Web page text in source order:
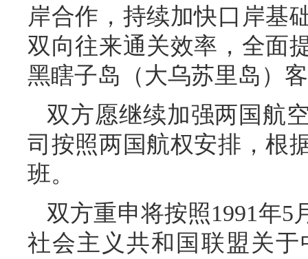
岸合作，持续加快口岸基
双向往来通关效率，全面
黑瞎子岛（大乌苏里岛）
双方愿继续加强两国航
司按照两国航权安排，根
班。
双方重申将按照1991年5
社会主义共和国联盟关